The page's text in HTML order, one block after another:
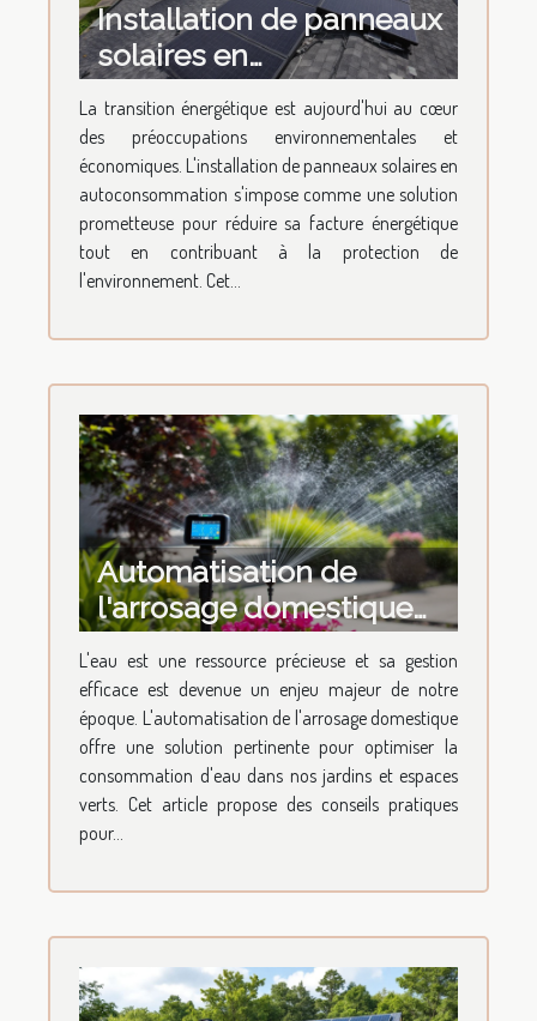
Installation de panneaux
solaires en
autoconsommation
retour sur
investissement et
économies potentielles
La transition énergétique est aujourd'hui au cœur
des préoccupations environnementales et
économiques. L'installation de panneaux solaires en
autoconsommation s'impose comme une solution
prometteuse pour réduire sa facture énergétique
tout en contribuant à la protection de
l'environnement. Cet...
Automatisation de
l'arrosage domestique
conseils pour une
gestion efficace de l'eau
L'eau est une ressource précieuse et sa gestion
efficace est devenue un enjeu majeur de notre
époque. L'automatisation de l'arrosage domestique
offre une solution pertinente pour optimiser la
consommation d'eau dans nos jardins et espaces
verts. Cet article propose des conseils pratiques
pour...